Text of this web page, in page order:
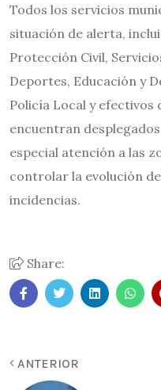
Todos los servicios
situación de alerta,
Protección Civil,
Deportes, Educación y
Policía Local y efectivos
encuentran
especial atención a las
controlar la evolución
incidencias.
Share:
ANTERIOR